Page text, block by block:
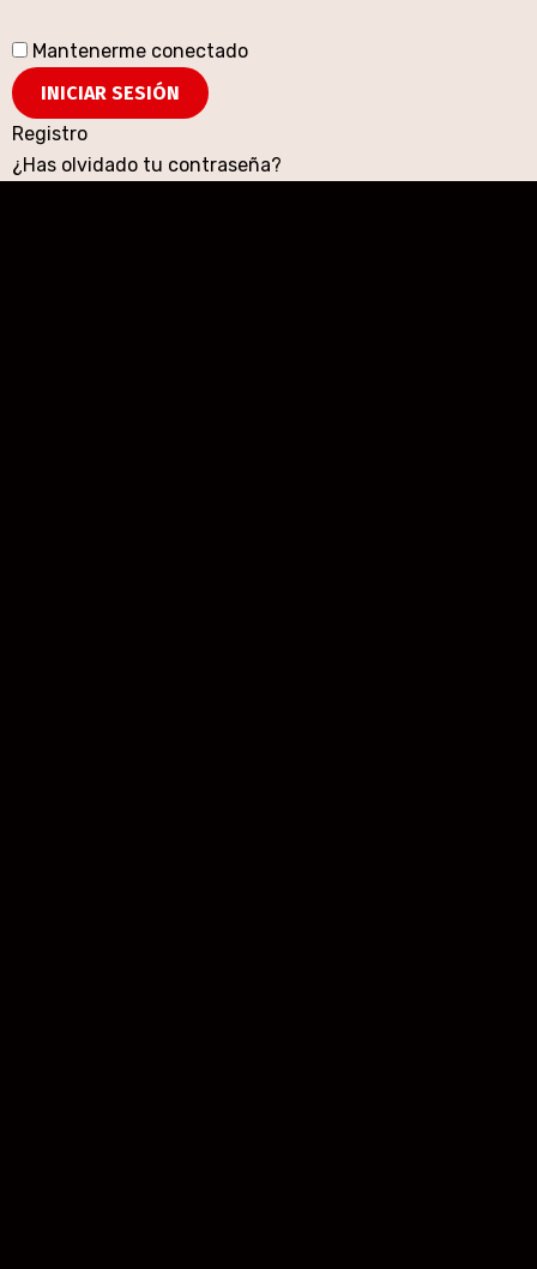
Mantenerme conectado
Registro
¿Has olvidado tu contraseña?